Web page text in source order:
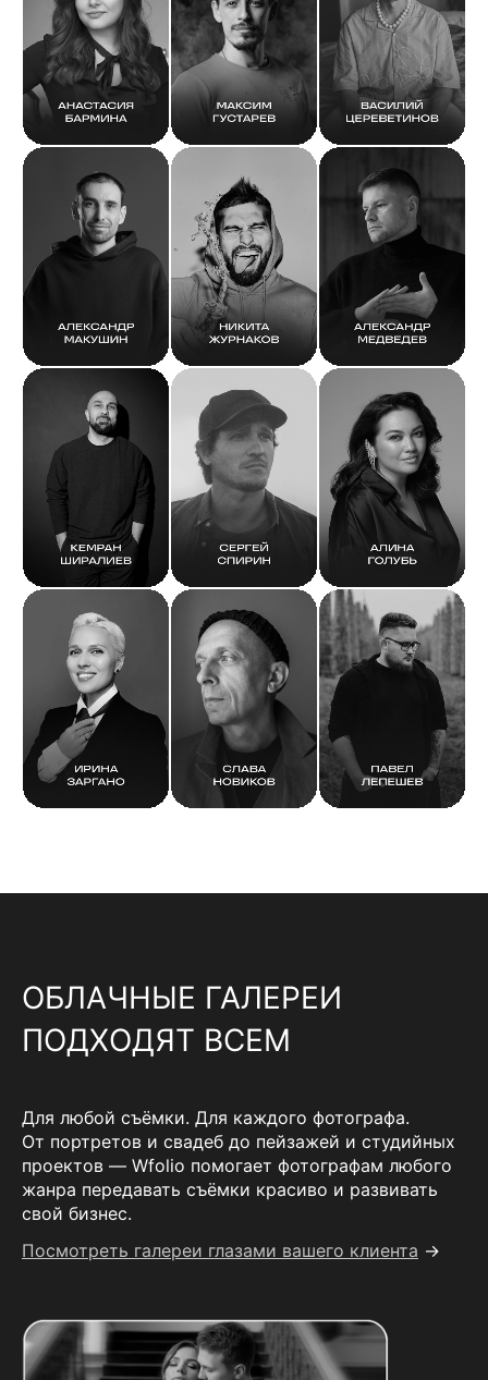
ОБЛАЧНЫЕ ГАЛЕРЕИ
ПОДХОДЯТ ВСЕМ
Для любой съёмки. Для каждого фотографа.
От портретов и свадеб до пейзажей и студийных
проектов — Wfolio помогает фотографам любого
жанра передавать съёмки красиво и развивать
свой бизнес.
Посмотреть галереи глазами вашего клиента →